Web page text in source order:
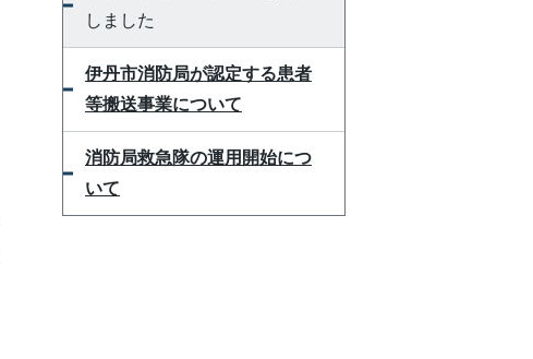
しました
伊丹市消防局が認定する患者
等搬送事業について
消防局救急隊の運用開始につ
いて